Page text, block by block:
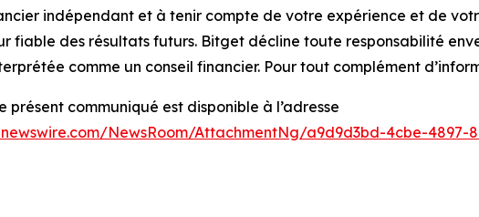
indépendant et à tenir compte de votre expérience et de
fiable des résultats futurs. Bitget décline toute responsabilité
comme un conseil financier. Pour tout complément
communiqué est disponible à l’adresse
NewsRoom/AttachmentNg/a9d9d3bd-4cbe-4897-